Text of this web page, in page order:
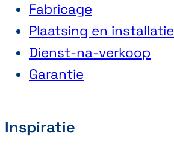
Fabricage
Plaatsing en installatie
Dienst-na-verkoop
Garantie
Inspiratie